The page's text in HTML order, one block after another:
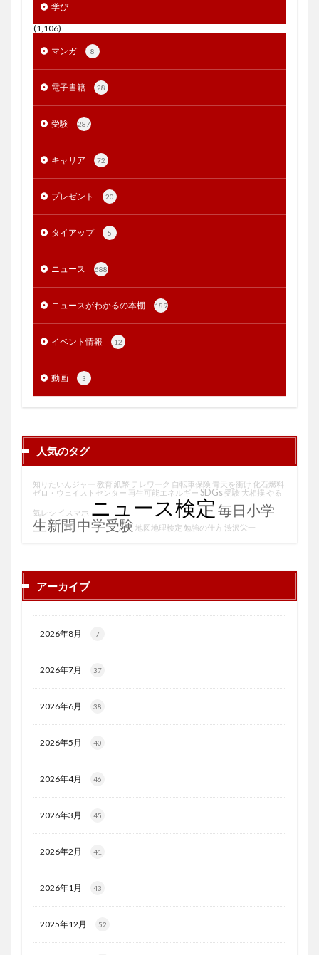
学び
(1,106)
マンガ 8
電子書籍 28
受験 287
キャリア 72
プレゼント 20
タイアップ 5
ニュース 688
ニュースがわかるの本棚 189
イベント情報 12
動画 3
人気のタグ
知りたいんジャー 教育 紙幣 テレワーク 自転車保険 青天を衝け 化石燃料
ゼロ・ウェイストセンター 再生可能エネルギー SDGs 受験 大相撲 やる
気レシピ スマホ ニュース検定 毎日小学
生新聞中学受験 地図地理検定 勉強の仕方 渋沢栄一
アーカイブ
2026年8月 7
2026年7月 37
2026年6月 38
2026年5月 40
2026年4月 46
2026年3月 45
2026年2月 41
2026年1月 43
2025年12月 52